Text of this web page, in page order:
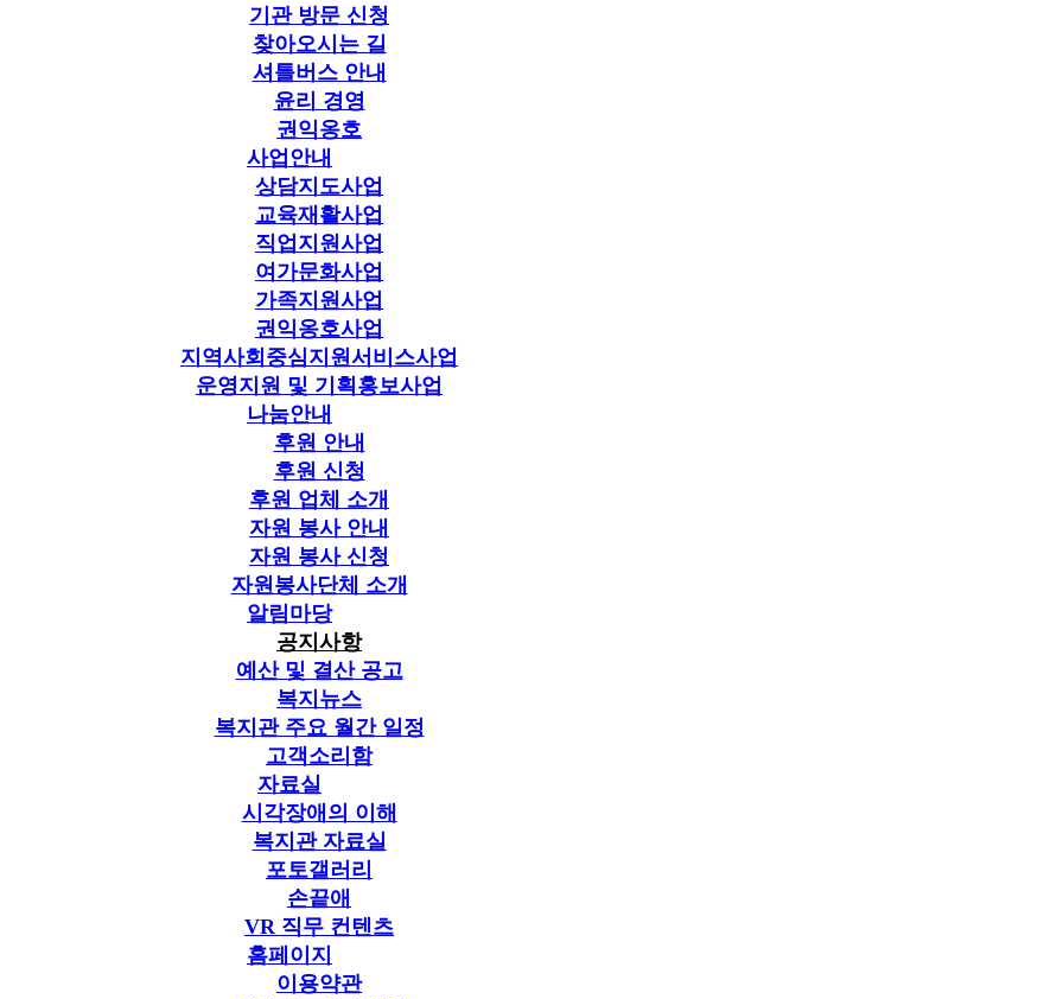
기관 방문 신청
찾아오시는 길
셔틀버스 안내
윤리 경영
권익옹호
사업안내
상담지도사업
교육재활사업
직업지원사업
여가문화사업
가족지원사업
권익옹호사업
지역사회중심지원서비스사업
운영지원 및 기획홍보사업
나눔안내
후원 안내
후원 신청
후원 업체 소개
자원 봉사 안내
자원 봉사 신청
자원봉사단체 소개
알림마당
공지사항
예산 및 결산 공고
복지뉴스
복지관 주요 월간 일정
고객소리함
자료실
시각장애의 이해
복지관 자료실
포토갤러리
손끝애
VR 직무 컨텐츠
홈페이지
이용약관